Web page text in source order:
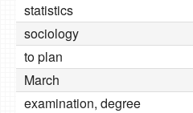
statistics
sociology
to plan
March
examination, degree